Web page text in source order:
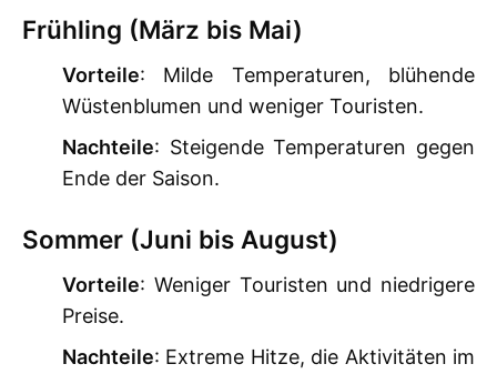
Frühling (März bis Mai)
Vorteile: Milde Temperaturen, blühende
Wüstenblumen und weniger Touristen.
Nachteile: Steigende Temperaturen gegen
Ende der Saison.
Sommer (Juni bis August)
Vorteile: Weniger Touristen und niedrigere
Preise.
Nachteile: Extreme Hitze, die Aktivitäten im